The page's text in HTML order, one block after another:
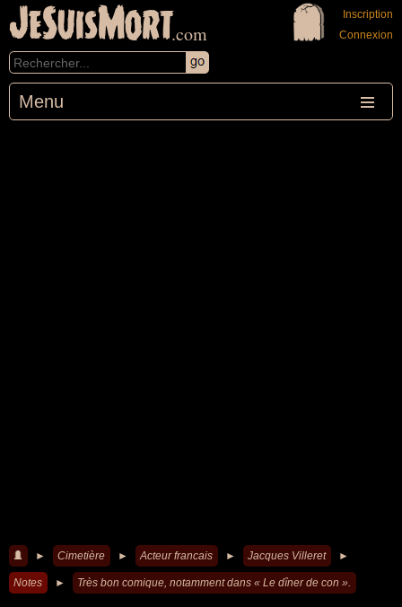
JeSuisMort.com
Menu
Inscription
Connexion
► Cimetière ► Acteur francais ► Jacques Villeret ►
Notes ► Très bon comique, notamment dans « Le dîner de con ».